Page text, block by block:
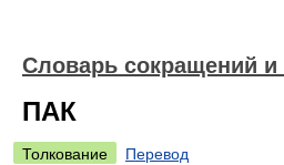
Словарь сокращений и
ПАК
Толкование
Перевод